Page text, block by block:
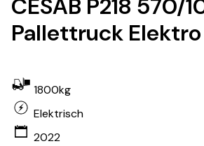
CESAB P218 570/
Pallettruck Elektro
1800kg
Elektrisch
2022